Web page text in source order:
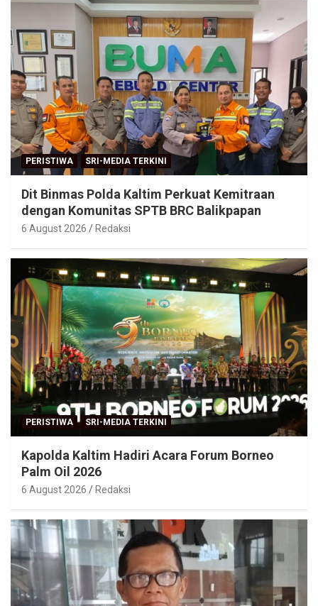
PERISTIWA SRI-MEDIA TERKINI
Dit Binmas Polda Kaltim Perkuat Kemitraan
dengan Komunitas SPTB BRC Balikpapan
6 August 2026 Redaksi
PERISTIWA SRI-MEDIA TERKINI
Kapolda Kaltim Hadiri Acara Forum Borneo
Palm Oil 2026
6 August 2026 Redaksi